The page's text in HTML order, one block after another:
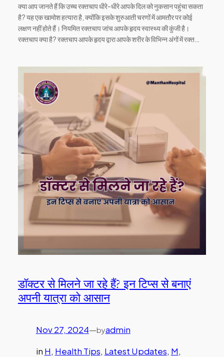
क्या आप जानते हैं कि उच्च रक्तचाप धीरे-धीरे आपके दिल को नुकसान पहुंचा सकता
है? यह एक खामोश हत्यारा है, क्योंकि इसके शुरुआती चरणों में आमतौर पर कोई
लक्षण नहीं होते हैं। नियमित रक्तचाप जांच आपके हृदय स्वास्थ्य की कुंजी है।
रक्तचाप क्या है? रक्तचाप आपके हृदय द्वारा आपके शरीर के विभिन्न अंगों में रक्त…
डॉक्टर से मिलने जा रहे हैं? इन टिप्स से बनाएं
अपनी यात्रा को आसान
Nov 27, 2024—byadmin
in H, Health Tips, Latest Updates, M